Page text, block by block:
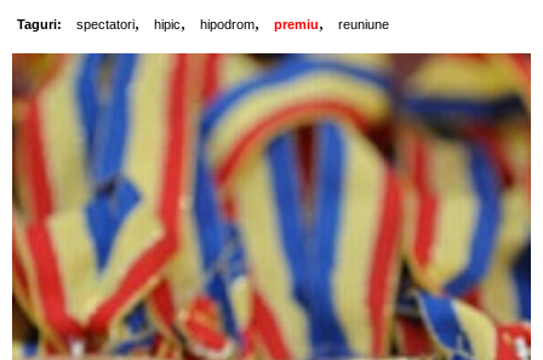
Taguri: spectatori, hipic, hipodrom, premiu, reuniune